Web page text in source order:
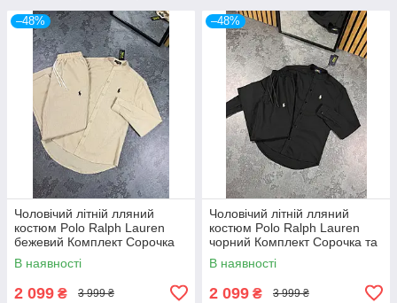
–48%
Чоловічий літній лляний
костюм Polo Ralph Lauren
бежевий Комплект Сорочка
та Штани на літо
В наявності
2 099 ₴ 3 999 ₴
–48%
Чоловічий літній лляний
костюм Polo Ralph Lauren
чорний Комплект Сорочка та
Штани на літо
В наявності
2 099 ₴ 3 999 ₴